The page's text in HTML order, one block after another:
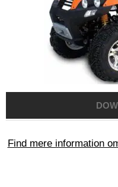
Find mere information